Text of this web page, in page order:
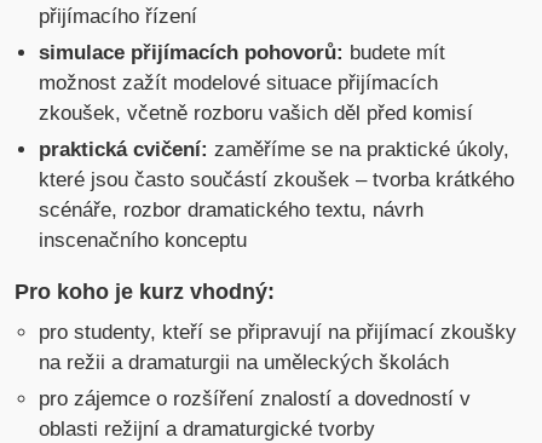
přijímacího řízení
simulace přijímacích pohovorů: budete mít
možnost zažít modelové situace přijímacích
zkoušek, včetně rozboru vašich děl před komisí
praktická cvičení: zaměříme se na praktické úkoly,
které jsou často součástí zkoušek – tvorba krátkého
scénáře, rozbor dramatického textu, návrh
inscenačního konceptu
Pro koho je kurz vhodný:
pro studenty, kteří se připravují na přijímací zkoušky
na režii a dramaturgii na uměleckých školách
pro zájemce o rozšíření znalostí a dovedností v
oblasti režijní a dramaturgické tvorby